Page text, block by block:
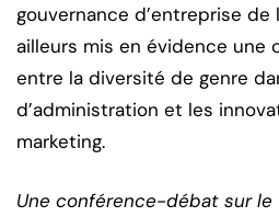
gouvernance d’entreprise de
ailleurs mis en évidence une
entre la diversité de genre
d’administration et les
marketing.
Une conférence-débat sur le